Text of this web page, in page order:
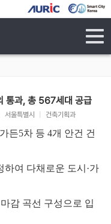
통과, 총 567세대 공급
서울특별시 건축기획과
든5차 등 4개 안건 건
여 다채로운 도시·가
감 곡선 구성으로 입